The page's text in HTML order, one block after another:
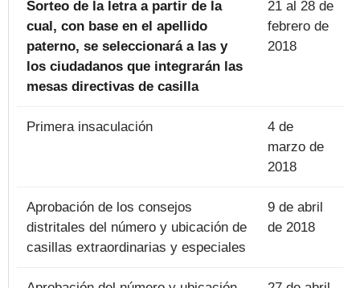
Sorteo de la letra a partir de la
cual, con base en el apellido
paterno, se seleccionará a las y
los ciudadanos que integrarán las
mesas directivas de casilla
21 al 28 de
febrero de
2018
Primera insaculación
4 de
marzo de
2018
Aprobación de los consejos
distritales del número y ubicación de
casillas extraordinarias y especiales
9 de abril
de 2018